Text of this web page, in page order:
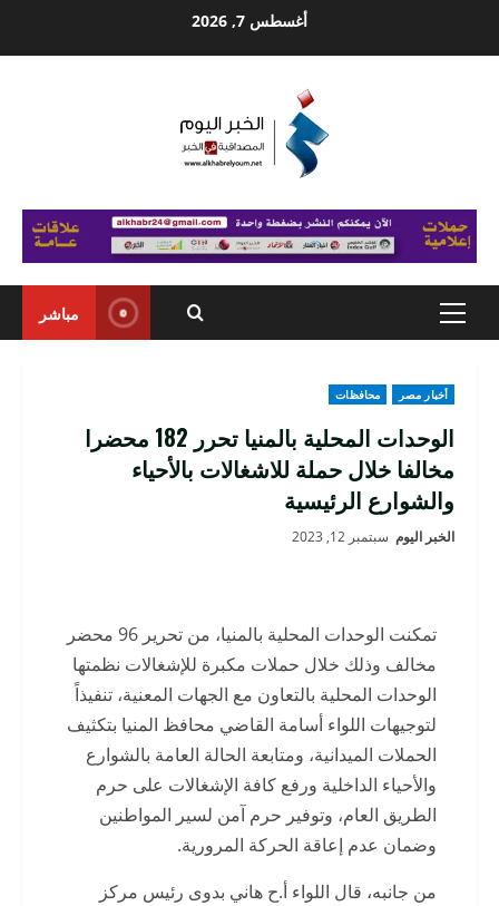
أغسطس 7, 2026
Primary
مباشر
أخبار مصر محافظات
الوحدات المحلية بالمنيا تحرر 182 محضرا
مخالفا خلال حملة للاشغالات بالأحياء
والشوارع الرئيسية
الخبر اليوم سبتمبر 12, 2023
تمكنت الوحدات المحلية بالمنيا، من تحرير 96 محضر
مخالف وذلك خلال حملات مكبرة للإشغالات نظمتها
الوحدات المحلية بالتعاون مع الجهات المعنية، تنفيذاً
لتوجيهات اللواء أسامة القاضي محافظ المنيا بتكثيف
الحملات الميدانية، ومتابعة الحالة العامة بالشوارع
والأحياء الداخلية ورفع كافة الإشغالات على حرم
الطريق العام، وتوفير حرم آمن لسير المواطنين
وضمان عدم إعاقة الحركة المرورية.
من جانبه، قال اللواء أ.ح هاني بدوى رئيس مركز